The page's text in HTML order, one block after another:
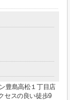
豊島高松１丁目店
セスの良い徒歩9